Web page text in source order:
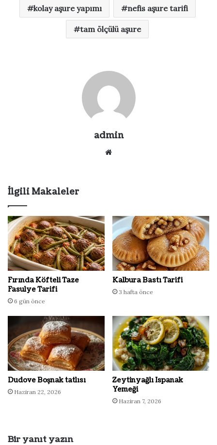
kolay aşure yapımı nefis aşure tarifi
tam ölçülü aşure
admin
İlgili Makaleler
Fırında Köfteli Taze
Fasulye Tarifi
6 gün önce
Kalbura Bastı Tarifi
3 hafta önce
Dudove Boşnak tatlısı
Haziran 22, 2026
Zeytinyağlı Ispanak
Yemeği
Haziran 7, 2026
Bir yanıt yazın